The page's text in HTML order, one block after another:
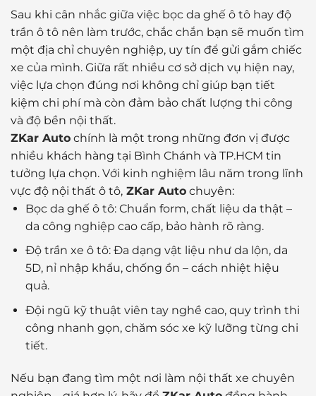
Sau khi cân nhắc giữa việc bọc da ghế ô tô hay độ
trần ô tô nên làm trước, chắc chắn bạn sẽ muốn tìm
một địa chỉ chuyên nghiệp, uy tín để gửi gắm chiếc
xe của mình. Giữa rất nhiều cơ sở dịch vụ hiện nay,
việc lựa chọn đúng nơi không chỉ giúp bạn tiết
kiệm chi phí mà còn đảm bảo chất lượng thi công
và độ bền nội thất.
ZKar Auto chính là một trong những đơn vị được
nhiều khách hàng tại Bình Chánh và TP.HCM tin
tưởng lựa chọn. Với kinh nghiệm lâu năm trong lĩnh
vực độ nội thất ô tô, ZKar Auto chuyên:
Bọc da ghế ô tô: Chuẩn form, chất liệu da thật –
da công nghiệp cao cấp, bảo hành rõ ràng.
Độ trần xe ô tô: Đa dạng vật liệu như da lộn, da
5D, nỉ nhập khẩu, chống ồn – cách nhiệt hiệu
quả.
Đội ngũ kỹ thuật viên tay nghề cao, quy trình thi
công nhanh gọn, chăm sóc xe kỹ lưỡng từng chi
tiết.
Nếu bạn đang tìm một nơi làm nội thất xe chuyên